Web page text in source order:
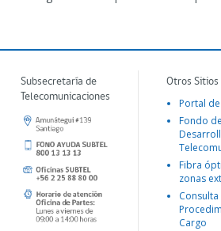
Subsecretaría de
Telecomunicaciones
Otros
Portal
Fondo
Fibra
zonas
Consulta
Cargo